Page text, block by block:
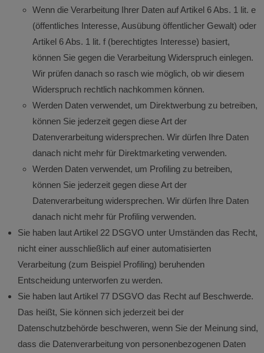
Wenn die Verarbeitung Ihrer Daten auf Artikel 6 Abs. 1 lit. e
(öffentliches Interesse, Ausübung öffentlicher Gewalt) oder
Artikel 6 Abs. 1 lit. f (berechtigtes Interesse) basiert,
können Sie gegen die Verarbeitung Widerspruch einlegen.
Wir prüfen danach so rasch wie möglich, ob wir diesem
Widerspruch rechtlich nachkommen können.
Werden Daten verwendet, um Direktwerbung zu betreiben,
können Sie jederzeit gegen diese Art der
Datenverarbeitung widersprechen. Wir dürfen Ihre Daten
danach nicht mehr für Direktmarketing verwenden.
Werden Daten verwendet, um Profiling zu betreiben,
können Sie jederzeit gegen diese Art der
Datenverarbeitung widersprechen. Wir dürfen Ihre Daten
danach nicht mehr für Profiling verwenden.
Sie haben laut Artikel 22 DSGVO unter Umständen das Recht,
nicht einer ausschließlich auf einer automatisierten
Verarbeitung (zum Beispiel Profiling) beruhenden
Entscheidung unterworfen zu werden.
Sie haben laut Artikel 77 DSGVO das Recht auf Beschwerde.
Das heißt, Sie können sich jederzeit bei der
Datenschutzbehörde beschweren, wenn Sie der Meinung sind,
dass die Datenverarbeitung von personenbezogenen Daten